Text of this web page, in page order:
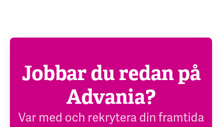
Jobbar du redan på
Advania?
Var med och rekrytera din framtida